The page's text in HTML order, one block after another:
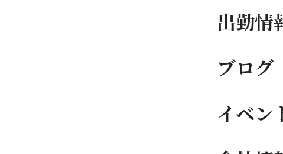
出勤情
ブログ
イベン